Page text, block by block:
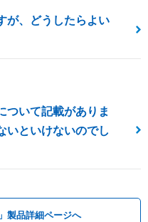
が、どうしたらよい
ついて記載がありま
いといけないのでし
製品詳細ページへ